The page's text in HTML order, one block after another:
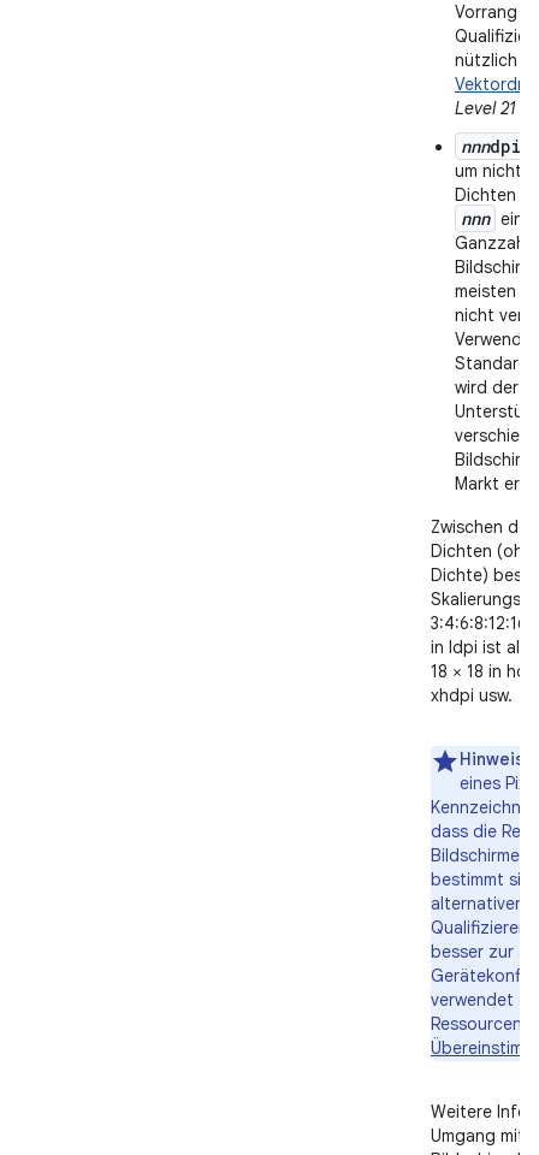
Vorrang
nützlich
Level 21
nnndpi
um nicht
Dichten
nnn eine
Ganzzahl
meisten
nicht
wird der
Markt
Zwischen
Dichten
Dichte)
in ldpi ist
18 × 18 in
xhdpi usw.
Hinweis
eines
dass die
Bildschirme
bestimmt
alternativen
besser zur
verwendet
Ressourcen,
Weitere
Umgang mit